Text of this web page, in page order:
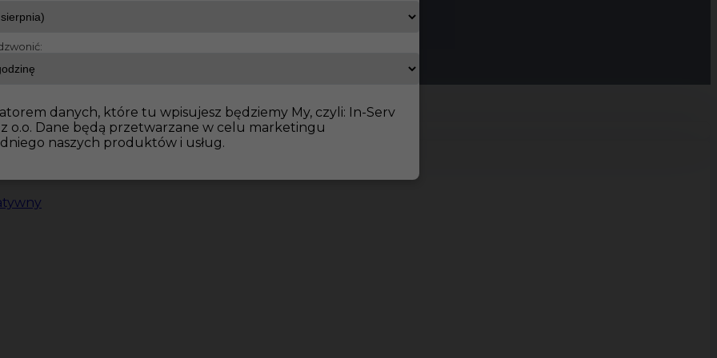
danych, które tu wpisujesz będziemy My, czyli: In-Serv
z o.o. Dane będą przetwarzane w celu marketingu
naszych produktów i usług.